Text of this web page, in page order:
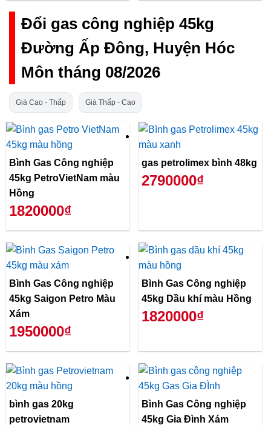
Đổi gas công nghiệp 45kg
Đường Ấp Đông, Huyện Hóc
Môn tháng 08/2026
Giá Cao - Thấp Giá Thấp - Cao
Bình Gas Công nghiệp
45kg PetroVietNam màu
Hồng
1820000₫
gas petrolimex bình 48kg
2790000₫
Bình Gas Công nghiệp
45kg Saigon Petro Màu
Xám
1950000₫
Bình Gas Công nghiệp
45kg Dầu khí màu Hồng
1820000₫
bình gas 20kg
petrovietnam
Bình Gas Công nghiệp
45kg Gia Đình Xám